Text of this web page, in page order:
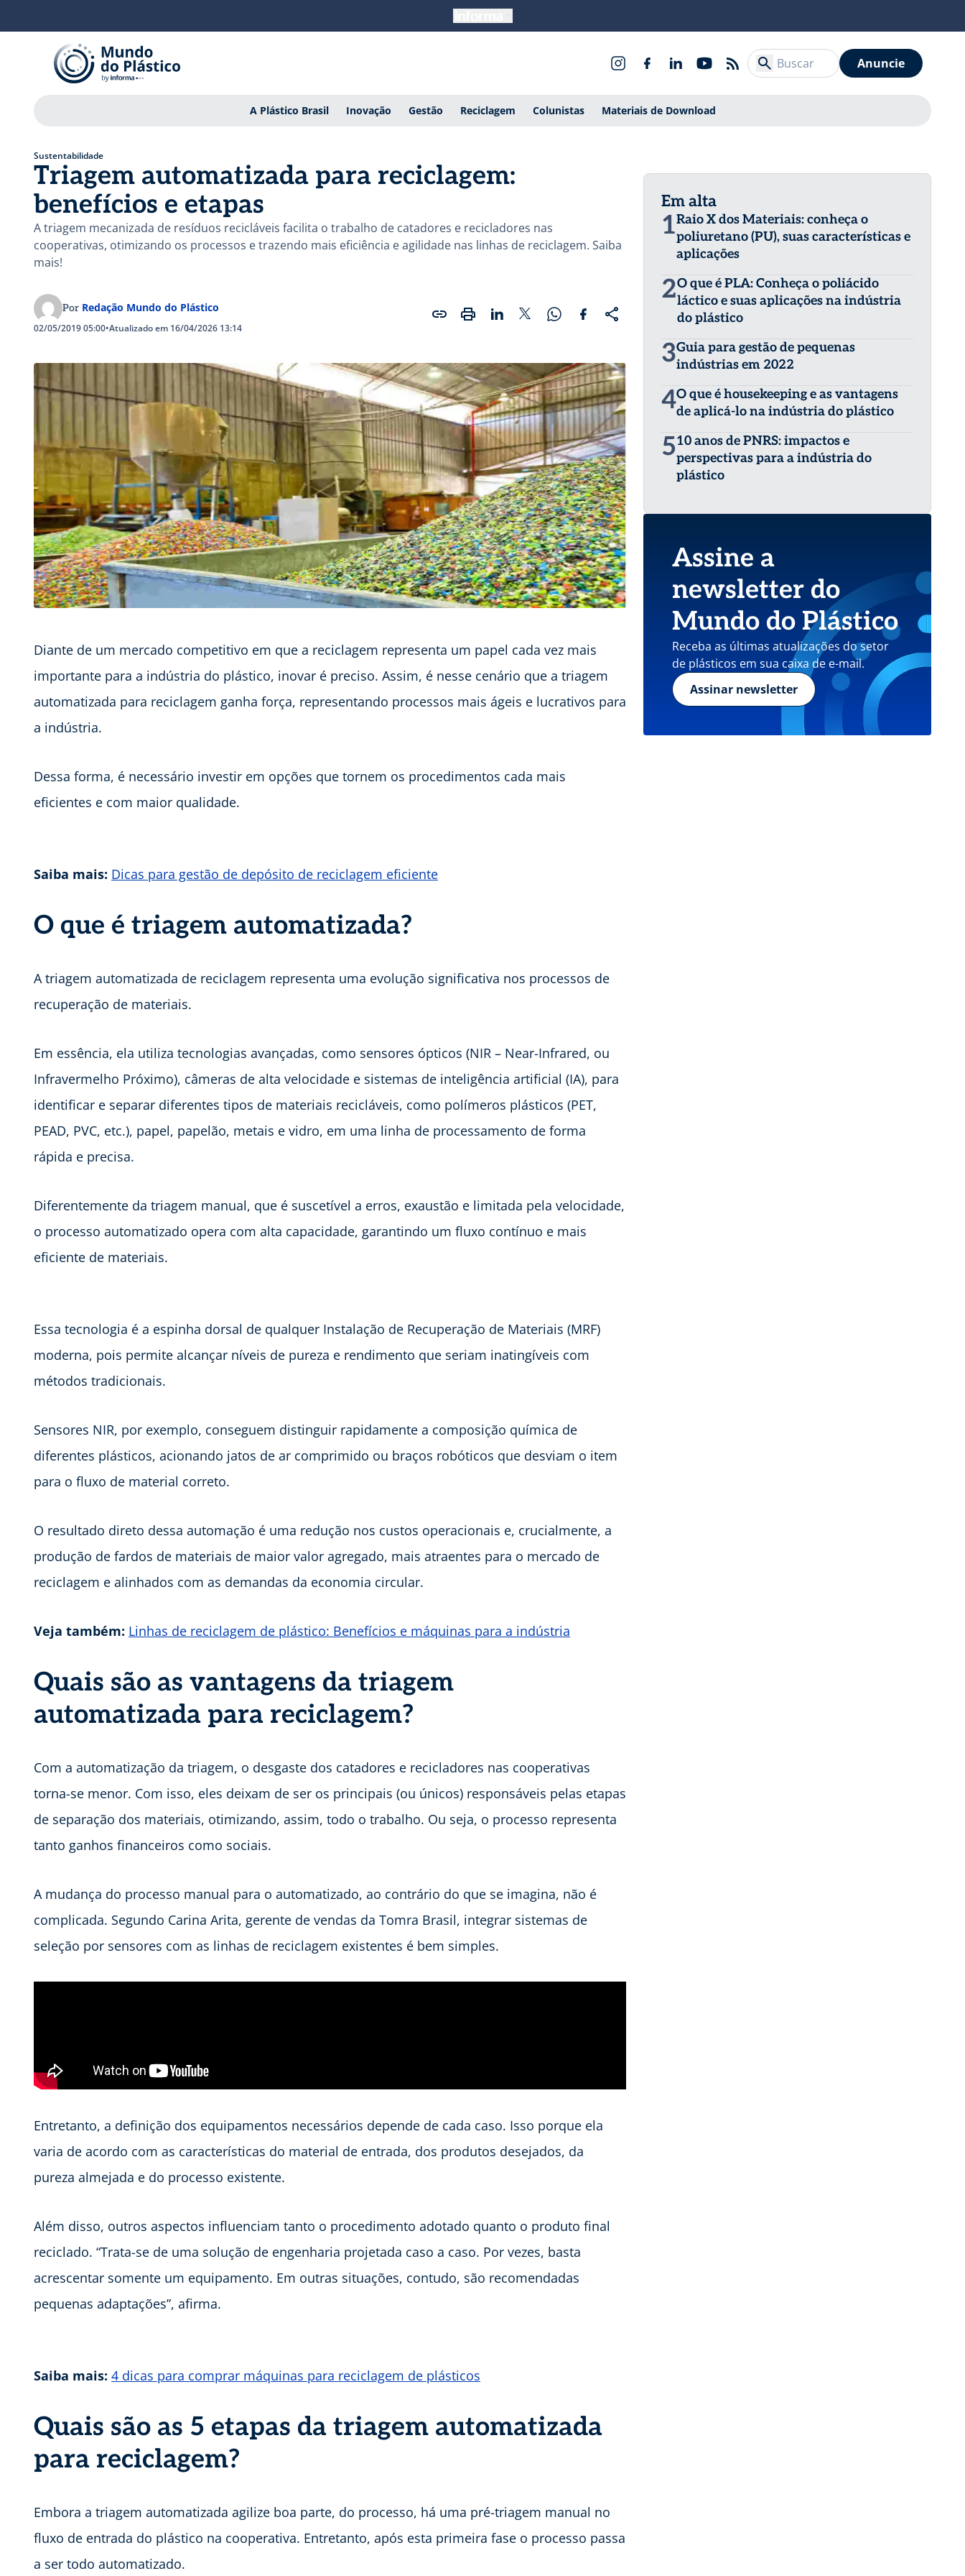
Anuncie
A Plástico Brasil Inovação Gestão Reciclagem Colunistas Materiais de Download
Sustentabilidade
Triagem automatizada para reciclagem:
benefícios e etapas
A triagem mecanizada de resíduos recicláveis facilita o trabalho de catadores e recicladores nas
cooperativas, otimizando os processos e trazendo mais eficiência e agilidade nas linhas de reciclagem. Saiba
mais!
Por Redação Mundo do Plástico
02/05/2019 05:00•Atualizado em 16/04/2026 13:14
Diante de um mercado competitivo em que a reciclagem representa um papel cada vez mais
importante para a indústria do plástico, inovar é preciso. Assim, é nesse cenário que a triagem
automatizada para reciclagem ganha força, representando processos mais ágeis e lucrativos para
a indústria.
Dessa forma, é necessário investir em opções que tornem os procedimentos cada mais
eficientes e com maior qualidade.
Saiba mais: Dicas para gestão de depósito de reciclagem eficiente
O que é triagem automatizada?
A triagem automatizada de reciclagem representa uma evolução significativa nos processos de
recuperação de materiais.
Em essência, ela utiliza tecnologias avançadas, como sensores ópticos (NIR – Near-Infrared, ou
Infravermelho Próximo), câmeras de alta velocidade e sistemas de inteligência artificial (IA), para
identificar e separar diferentes tipos de materiais recicláveis, como polímeros plásticos (PET,
PEAD, PVC, etc.), papel, papelão, metais e vidro, em uma linha de processamento de forma
rápida e precisa.
Diferentemente da triagem manual, que é suscetível a erros, exaustão e limitada pela velocidade,
o processo automatizado opera com alta capacidade, garantindo um fluxo contínuo e mais
eficiente de materiais.
Essa tecnologia é a espinha dorsal de qualquer Instalação de Recuperação de Materiais (MRF)
moderna, pois permite alcançar níveis de pureza e rendimento que seriam inatingíveis com
métodos tradicionais.
Sensores NIR, por exemplo, conseguem distinguir rapidamente a composição química de
diferentes plásticos, acionando jatos de ar comprimido ou braços robóticos que desviam o item
para o fluxo de material correto.
O resultado direto dessa automação é uma redução nos custos operacionais e, crucialmente, a
produção de fardos de materiais de maior valor agregado, mais atraentes para o mercado de
reciclagem e alinhados com as demandas da economia circular.
Veja também: Linhas de reciclagem de plástico: Benefícios e máquinas para a indústria
Quais são as vantagens da triagem
automatizada para reciclagem?
Com a automatização da triagem, o desgaste dos catadores e recicladores nas cooperativas
torna-se menor. Com isso, eles deixam de ser os principais (ou únicos) responsáveis pelas etapas
de separação dos materiais, otimizando, assim, todo o trabalho. Ou seja, o processo representa
tanto ganhos financeiros como sociais.
A mudança do processo manual para o automatizado, ao contrário do que se imagina, não é
complicada. Segundo Carina Arita, gerente de vendas da Tomra Brasil, integrar sistemas de
seleção por sensores com as linhas de reciclagem existentes é bem simples.
Entretanto, a definição dos equipamentos necessários depende de cada caso. Isso porque ela
varia de acordo com as características do material de entrada, dos produtos desejados, da
pureza almejada e do processo existente.
Além disso, outros aspectos influenciam tanto o procedimento adotado quanto o produto final
reciclado. “Trata-se de uma solução de engenharia projetada caso a caso. Por vezes, basta
acrescentar somente um equipamento. Em outras situações, contudo, são recomendadas
pequenas adaptações”, afirma.
Saiba mais: 4 dicas para comprar máquinas para reciclagem de plásticos
Quais são as 5 etapas da triagem automatizada
para reciclagem?
Embora a triagem automatizada agilize boa parte, do processo, há uma pré-triagem manual no
fluxo de entrada do plástico na cooperativa. Entretanto, após esta primeira fase o processo passa
a ser todo automatizado.
Em alta
1Raio X dos Materiais: conheça o
poliuretano (PU), suas características e
aplicações
2O que é PLA: Conheça o poliácido
láctico e suas aplicações na indústria
do plástico
3Guia para gestão de pequenas
indústrias em 2022
4O que é housekeeping e as vantagens
de aplicá-lo na indústria do plástico
510 anos de PNRS: impactos e
perspectivas para a indústria do
plástico
Assine a
newsletter do
Mundo do Plástico
Receba as últimas atualizações do setor
de plásticos em sua caixa de e-mail.
Assinar newsletter